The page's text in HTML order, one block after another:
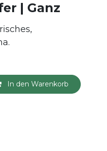
| Ganz
In den Warenkorb